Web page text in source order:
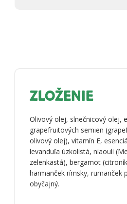
ZLOŽENIE
Olivový olej, slnečnicový olej,
grapefruitových semien
olivový olej), vitamín E,
levanduľa úzkolistá, niaouli
zelenkastá), bergamot
harmanček rímsky, rumanček
obyčajný.